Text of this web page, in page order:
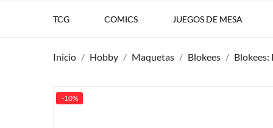
TCG COMICS JUEGOS DE MESA
Inicio Hobby Maquetas Blokees Blokees:
-10%